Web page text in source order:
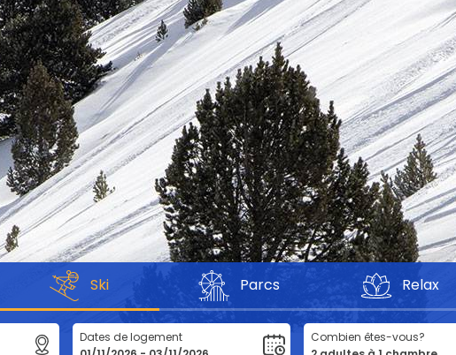
Ski Parcs Relax
Dates de logement Combien êtes-vous?